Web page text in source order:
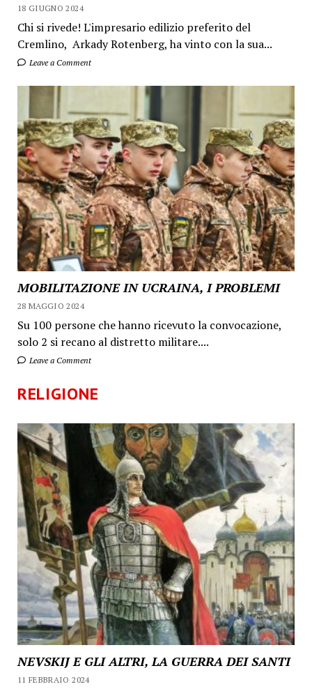
18 GIUGNO 2024
Chi si rivede! L'impresario edilizio preferito del
Cremlino, Arkady Rotenberg, ha vinto con la sua...
Leave a Comment
MOBILITAZIONE IN UCRAINA, I PROBLEMI
28 MAGGIO 2024
Su 100 persone che hanno ricevuto la convocazione,
solo 2 si recano al distretto militare....
Leave a Comment
RELIGIONE
NEVSKIJ E GLI ALTRI, LA GUERRA DEI SANTI
11 FEBBRAIO 2024